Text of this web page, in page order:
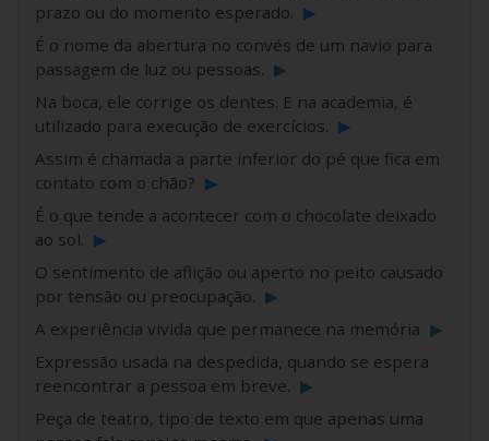
prazo ou do momento esperado. ▶
É o nome da abertura no convés de um navio para
passagem de luz ou pessoas. ▶
Na boca, ele corrige os dentes. E na academia, é
utilizado para execução de exercícios. ▶
Assim é chamada a parte inferior do pé que fica em
contato com o chão? ▶
É o que tende a acontecer com o chocolate deixado
ao sol. ▶
O sentimento de aflição ou aperto no peito causado
por tensão ou preocupação. ▶
A experiência vivida que permanece na memória ▶
Expressão usada na despedida, quando se espera
reencontrar a pessoa em breve. ▶
Peça de teatro, tipo de texto em que apenas uma